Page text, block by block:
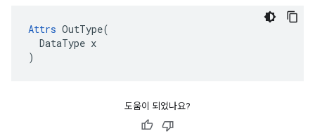
Attrs OutType(
  DataType x
)
도움이 되었나요?